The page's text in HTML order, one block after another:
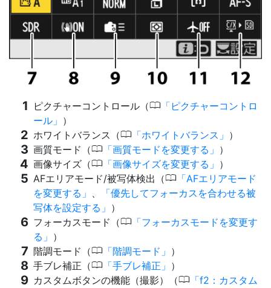
ピクチャーコントロール（0
ピクチャーコントロ
ール
）
ホワイトバランス（0 ホワイトバランス
）
画質モード（0 画質モードを変更する
）
画像サイズ（0 画像サイズを変更する
）
AFエリアモード/被写体検出（0
AFエリアモード
を変更する
、
優先してフォーカスを合わせる被
写体を設定する
）
フォーカスモード（0
フォーカスモードを変更す
る
）
階調モード（0 階調モード
）
手ブレ補正（0 手ブレ補正
）
カスタムボタンの機能（撮影）（0
f2：カスタム